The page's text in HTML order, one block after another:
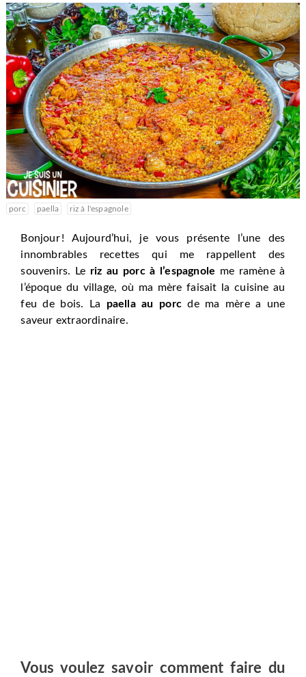
porc paella riz à l'espagnole
Bonjour ! Aujourd’hui, je vous présente l’une des
innombrables recettes qui me rappellent des
souvenirs. Le riz au porc à l’espagnole me ramène à
l’époque du village, où ma mère faisait la cuisine au
feu de bois. La paella au porcde ma mère a une
saveur extraordinaire.
Vous voulez savoir comment faire du